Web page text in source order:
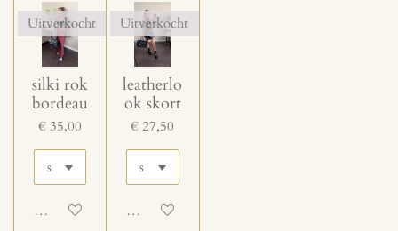
Uitverkocht
silki rok
bordeau
€ 35,00
Uitgeschakeld
Uitverkocht
leatherlo
ok skort
€ 27,50
Uitgeschakeld